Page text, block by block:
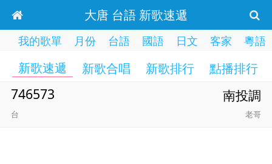
大唐 台語 新歌速遞
我的歌單 月份 台語 國語 日文 客家 粵語
新歌速遞 新歌合唱 新歌排行 點播排行
746573 南投調
台 老哥